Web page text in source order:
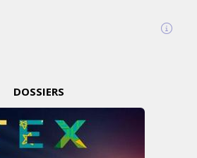
DOSSIERS